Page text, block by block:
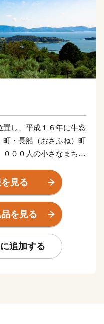
し、平成１６年に牛窓
町・長船（おさふね）町
００人の小さなまちで
して栄えた古い街並み
光客が訪れる風光明媚
台から望む瀬戸内海の
見る
を見る
追加する